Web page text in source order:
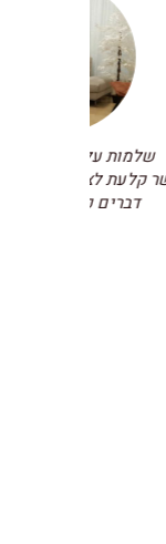
תודה לך
על עיצוב
אין מילים על